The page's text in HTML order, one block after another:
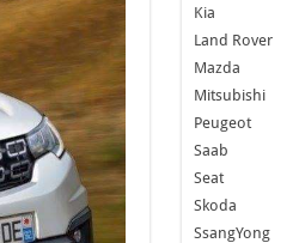
Kia
Land Rover
Mazda
Mitsubishi
Peugeot
Saab
Seat
Skoda
SsangYong